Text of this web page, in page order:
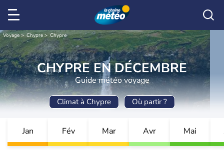
Voyage Chypre Chypre
CHYPRE EN DÉCEMBRE
Guide météo voyage
Climat à Chypre Où partir ?
Jan Fév Mar Avr Mai